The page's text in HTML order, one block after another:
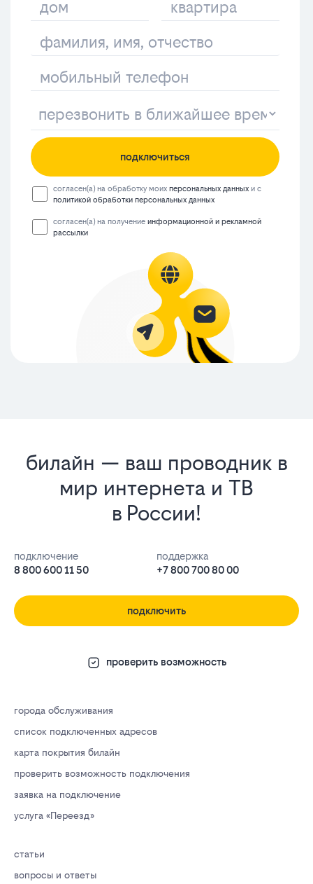
подключиться
согласен(а) на обработку моихперсональных данных и с
политикой обработки персональных данных
согласен(а) на получениеинформационной и рекламной
рассылки
билайн — ваш проводник в
мир интернета и ТВ
в России!
подключение
8 800 600 11 50
поддержка
+7 800 700 80 00
подключить
проверить возможность
города обслуживания
список подключенных адресов
карта покрытия билайн
проверить возможность подключения
заявка на подключение
услуга «Переезд»
статьи
вопросы и ответы